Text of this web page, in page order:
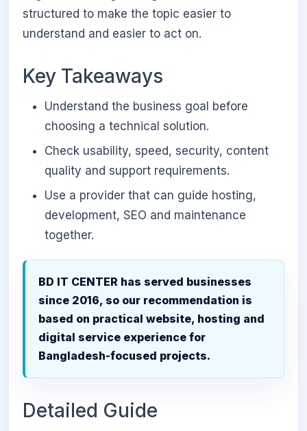
structured to make the topic easier to
understand and easier to act on.
Key Takeaways
Understand the business goal before
choosing a technical solution.
Check usability, speed, security, content
quality and support requirements.
Use a provider that can guide hosting,
development, SEO and maintenance
together.
BD IT CENTER has served businesses
since 2016, so our recommendation is
based on practical website, hosting and
digital service experience for
Bangladesh-focused projects.
Detailed Guide